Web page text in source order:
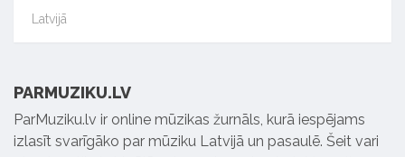
Latvijā
PARMUZIKU.LV
ParMuziku.lv ir online mūzikas žurnāls, kurā iespējams
izlasīt svarīgāko par mūziku Latvijā un pasaulē. Šeit vari